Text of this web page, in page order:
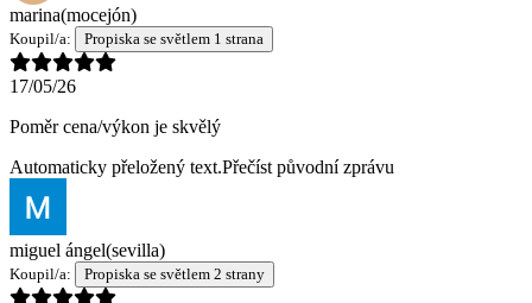
marina(mocejón)
Koupil/a: Propiska se světlem 1 strana
17/05/26
Poměr cena/výkon je skvělý
Automaticky přeložený text.Přečíst původní zprávu
miguel ángel(sevilla)
Koupil/a: Propiska se světlem 2 strany